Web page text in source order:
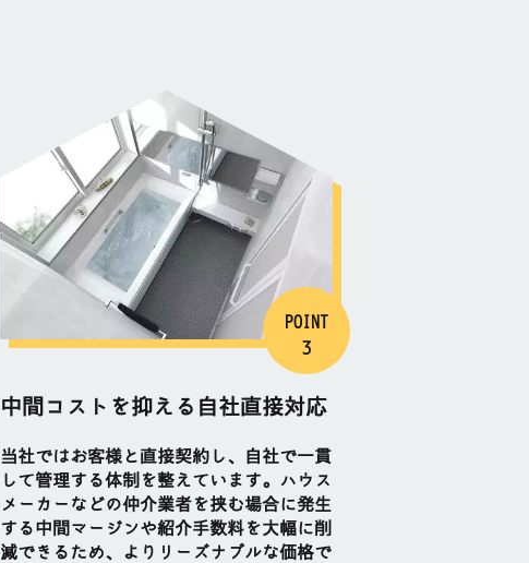
POINT
3
中間コストを抑える自社直接対応
当社ではお客様と直接契約し、自社で一貫
して管理する体制を整えています。ハウス
メーカーなどの仲介業者を挟む場合に発生
する中間マージンや紹介手数料を大幅に削
減できるため、よりリーズナブルな価格で